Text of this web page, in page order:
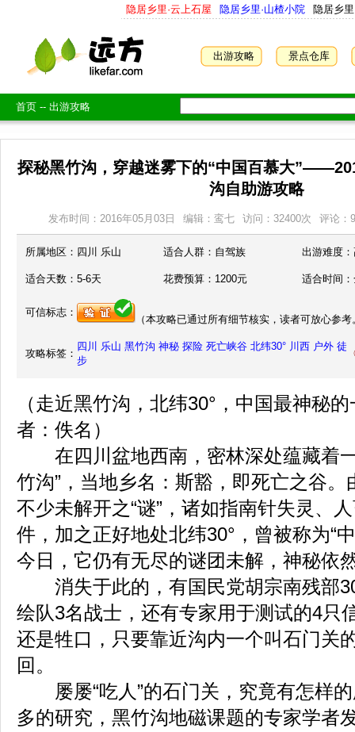
隐居乡里·云上石屋 隐居乡里·山楂小院 隐居乡
出游攻略 景点仓库
首页 -- 出游攻略
探秘黑竹沟，穿越迷雾下的“中国百慕大
沟自助游攻略
发布时间：2016年05月03日 编辑：鸾七 访问： 32400次 评论：
所属地区： 四川 乐山 适合人群： 自驾族 出游难度：
适合天数： 5-6天 花费预算： 1200元 适合时间：
可信标志：
（本攻略已通过所有细节核实，读者可放心参考
攻略标签：
四川 乐山 黑竹沟 神秘 探险 死亡峡谷 北纬30° 川西 户外 徒
步
（走近黑竹沟，北纬30°，中国最神秘
者：佚名）
在四川盆地西南，密林深处蕴藏着一
竹沟”，当地乡名：斯豁，即死亡之谷。
不少未解开之“谜”，诸如指南针失灵、
件，加之正好地处北纬30°，曾被称为“
今日，它仍有无尽的谜团未解，神秘
消失于此的，有国民党胡宗南残部
绘队3名战士，还有专家用于测试的4
还是牲口，只要靠近沟内一个叫石门关
回。
屡屡“吃人”的石门关，究竟有怎样的
多的研究，黑竹沟地磁课题的专家学者